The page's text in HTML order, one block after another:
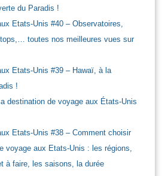
du Paradis !
Etats-Unis #40 – Observatoires,
toutes nos meilleures vues sur
Etats-Unis #39 – Hawaï, à la
!
destination de voyage aux États-Unis
Etats-Unis #38 – Comment choisir
voyage aux Etats-Unis : les régions,
à faire, les saisons, la durée